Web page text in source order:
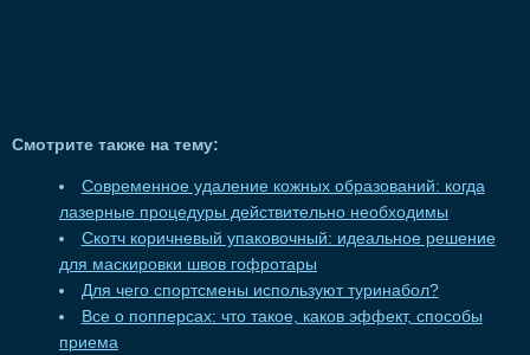
Смотрите также на тему:
Современное удаление кожных образований: когда
лазерные процедуры действительно необходимы
Скотч коричневый упаковочный: идеальное решение
для маскировки швов гофротары
Для чего спортсмены используют туринабол?
Все о попперсах: что такое, каков эффект, способы
приема